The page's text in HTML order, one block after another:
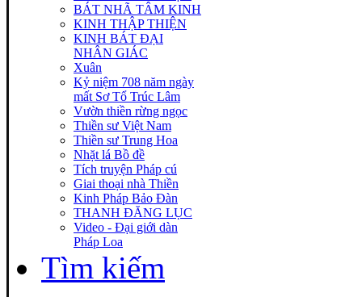
BÁT NHÃ TÂM KINH
KINH THẬP THIỆN
KINH BÁT ĐẠI
NHÂN GIÁC
Xuân
Kỷ niệm 708 năm ngày
mất Sơ Tổ Trúc Lâm
Vườn thiền rừng ngọc
Thiền sư Việt Nam
Thiền sư Trung Hoa
Nhặt lá Bồ đề
Tích truyện Pháp cú
Giai thoại nhà Thiền
Kinh Pháp Bảo Đàn
THANH ĐĂNG LỤC
Video - Đại giới dàn
Pháp Loa
Tìm kiếm